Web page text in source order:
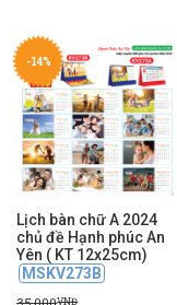
-14%
Lịch bàn chữ A 2024
chủ đề Hạnh phúc An
Yên ( KT 12x25cm)
MSKV273B
VNĐ